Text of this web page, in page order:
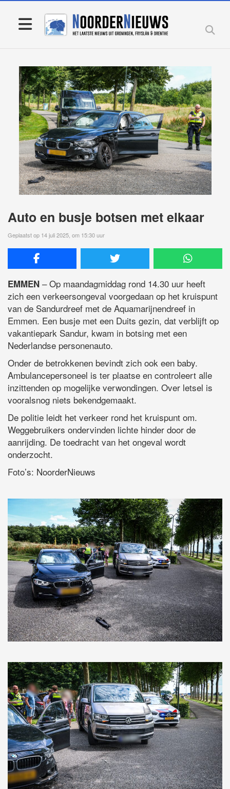
Auto en busje botsen met elkaar
Geplaatst op 14 juli 2025, om 15:30 uur
EMMEN – Op maandagmiddag rond 14.30 uur heeft
zich een verkeersongeval voorgedaan op het kruispunt
van de Sandurdreef met de Aquamarijnendreef in
Emmen. Een busje met een Duits gezin, dat verblijft op
vakantiepark Sandur, kwam in botsing met een
Nederlandse personenauto.
Onder de betrokkenen bevindt zich ook een baby.
Ambulancepersoneel is ter plaatse en controleert alle
inzittenden op mogelijke verwondingen. Over letsel is
vooralsnog niets bekendgemaakt.
De politie leidt het verkeer rond het kruispunt om.
Weggebruikers ondervinden lichte hinder door de
aanrijding. De toedracht van het ongeval wordt
onderzocht.
Foto’s: NoorderNieuws